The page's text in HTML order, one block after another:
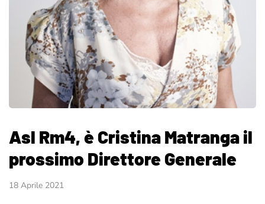
Asl Rm4, è Cristina Matranga il
prossimo Direttore Generale
18 Aprile 2021